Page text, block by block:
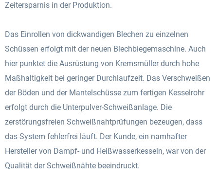
Zeitersparnis in der Produktion.
Das Einrollen von dickwandigen Blechen zu einzelnen
Schüssen erfolgt mit der neuen Blechbiegemaschine. Auch
hier punktet die Ausrüstung von Kremsmüller durch hohe
Maßhaltigkeit bei geringer Durchlaufzeit. Das Verschweißen
der Böden und der Mantelschüsse zum fertigen Kesselrohr
erfolgt durch die Unterpulver-Schweißanlage. Die
zerstörungsfreien Schweißnahtprüfungen bezeugen, dass
das System fehlerfrei läuft. Der Kunde, ein namhafter
Hersteller von Dampf- und Heißwasserkesseln, war von der
Qualität der Schweißnähte beeindruckt.